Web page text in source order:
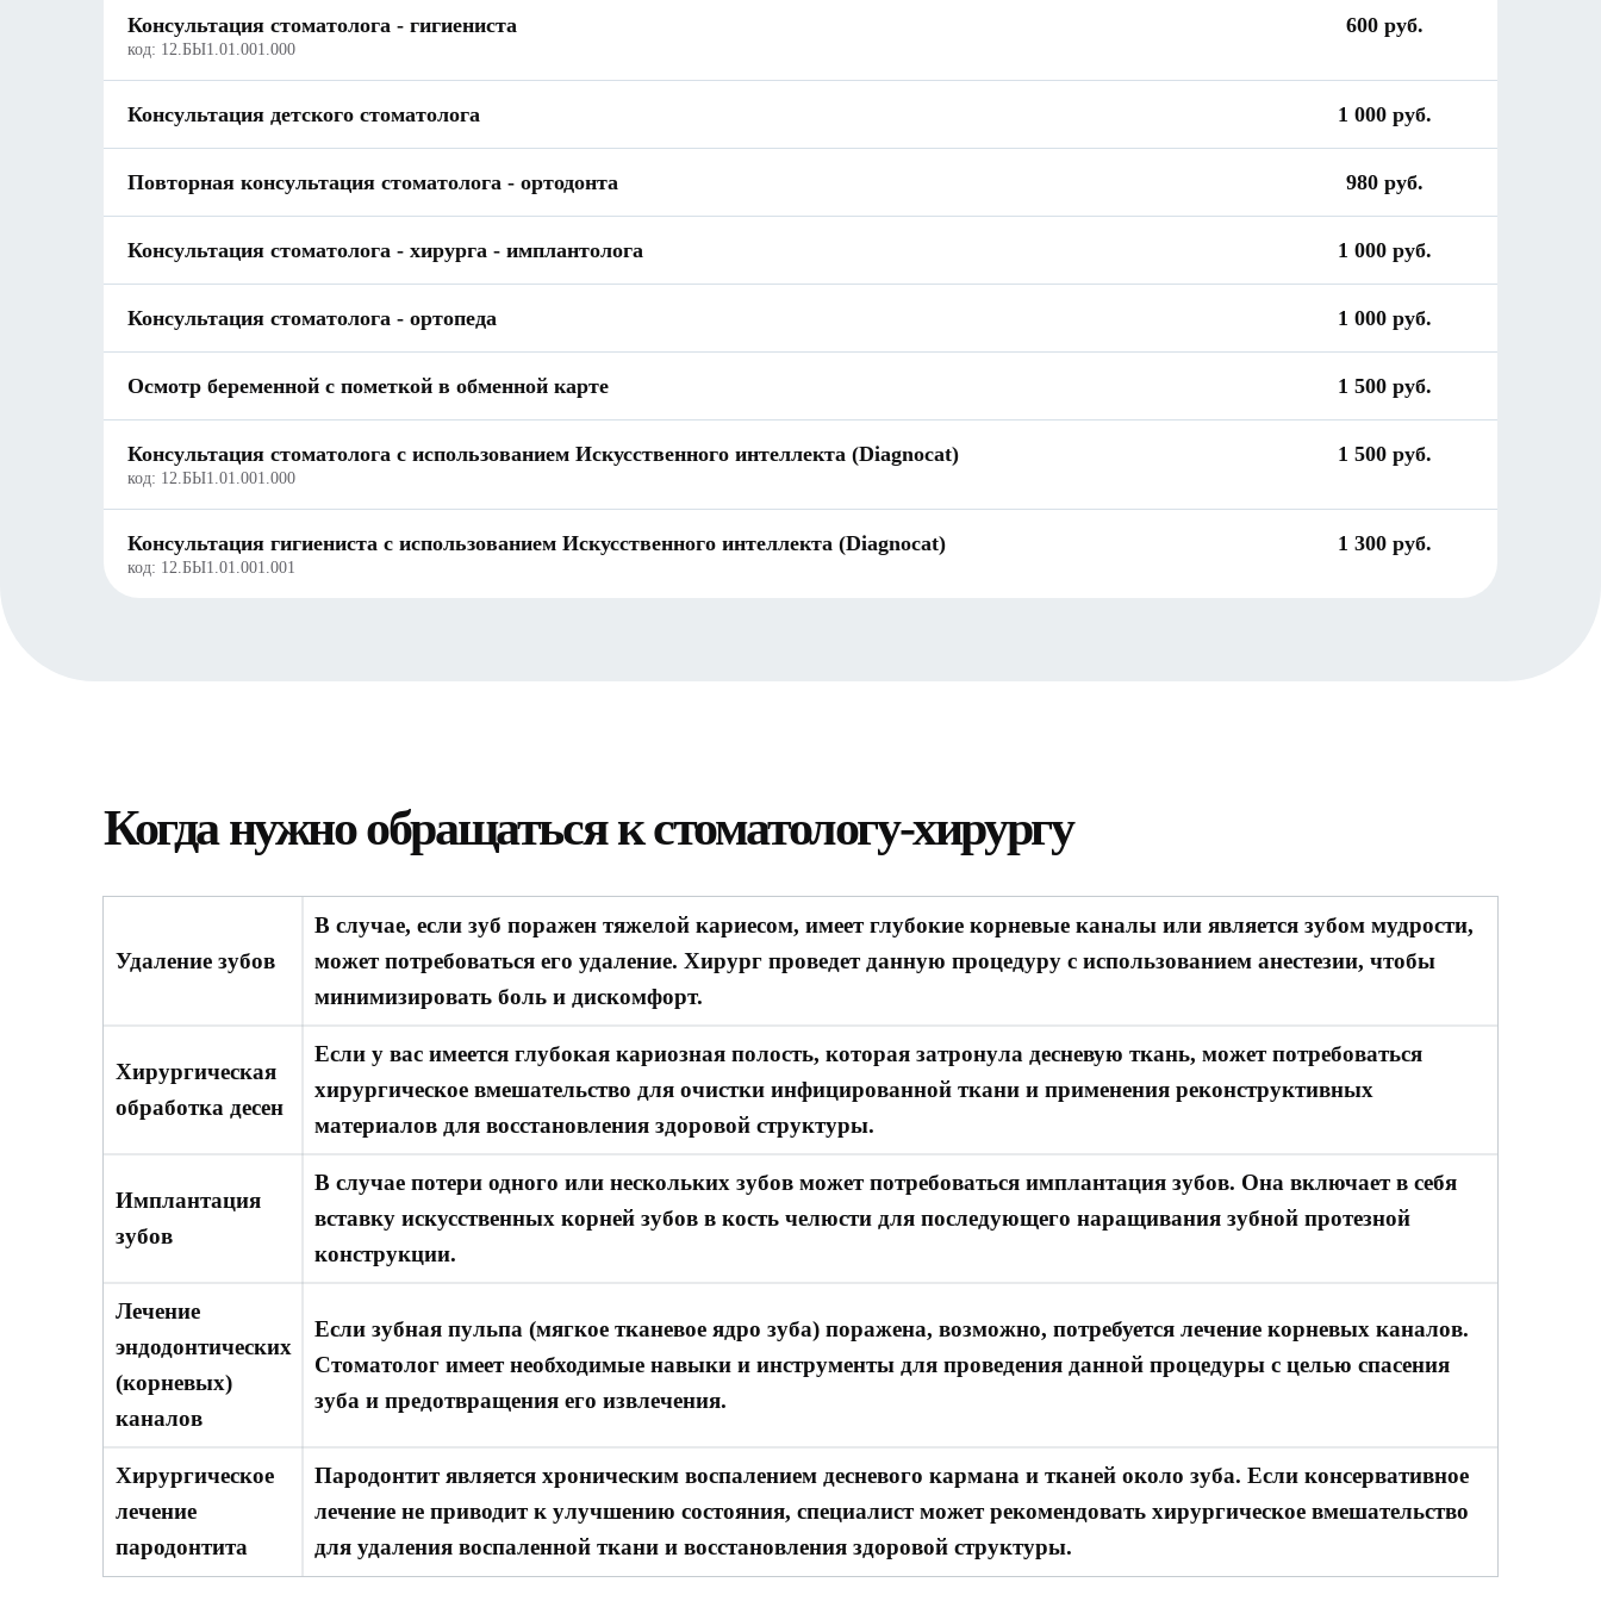
Консультация стоматолога - гигиениста
код: 12.БЫ1.01.001.000
600 руб.
Консультация детского стоматолога 1 000 руб.
Повторная консультация стоматолога - ортодонта 980 руб.
Консультация стоматолога - хирурга - имплантолога 1 000 руб.
Консультация стоматолога - ортопеда 1 000 руб.
Осмотр беременной с пометкой в обменной карте 1 500 руб.
Консультация стоматолога с использованием Искусственного интеллекта (Diagnocat)
код: 12.БЫ1.01.001.000
1 500 руб.
Консультация гигиениста с использованием Искусственного интеллекта (Diagnocat)
код: 12.БЫ1.01.001.001
1 300 руб.
Когда нужно обращаться к стоматологу-хирургу
Удаление зубов
В случае, если зуб поражен тяжелой кариесом, имеет глубокие корневые каналы или является зубом мудрости,
может потребоваться его удаление. Хирург проведет данную процедуру с использованием анестезии, чтобы
минимизировать боль и дискомфорт.
Хирургическая
обработка десен
Если у вас имеется глубокая кариозная полость, которая затронула десневую ткань, может потребоваться
хирургическое вмешательство для очистки инфицированной ткани и применения реконструктивных
материалов для восстановления здоровой структуры.
Имплантация
зубов
В случае потери одного или нескольких зубов может потребоваться имплантация зубов. Она включает в себя
вставку искусственных корней зубов в кость челюсти для последующего наращивания зубной протезной
конструкции.
Лечение
эндодонтических
(корневых)
каналов
Если зубная пульпа (мягкое тканевое ядро зуба) поражена, возможно, потребуется лечение корневых каналов.
Стоматолог имеет необходимые навыки и инструменты для проведения данной процедуры с целью спасения
зуба и предотвращения его извлечения.
Хирургическое
лечение
пародонтита
Пародонтит является хроническим воспалением десневого кармана и тканей около зуба. Если консервативное
лечение не приводит к улучшению состояния, специалист может рекомендовать хирургическое вмешательство
для удаления воспаленной ткани и восстановления здоровой структуры.